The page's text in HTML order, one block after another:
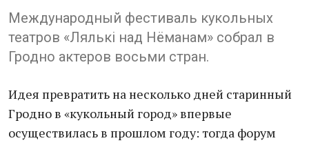
Международный фестиваль кукольных
театров «Лялькi над Нёманам» собрал в
Гродно актеров восьми стран.
Идея превратить на несколько дней старинный
Гродно в «кукольный город» впервые
осуществилась в прошлом году: тогда форум